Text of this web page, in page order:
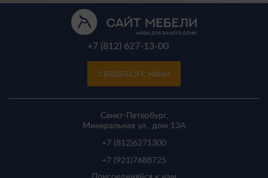
+7 (812) 627-13-00
СВЯЗАТЬСЯ С НАМИ
Санкт-Петербург,
Минеральная ул., дом 13A
+7 (812)6271300
+7 (921) 7688725